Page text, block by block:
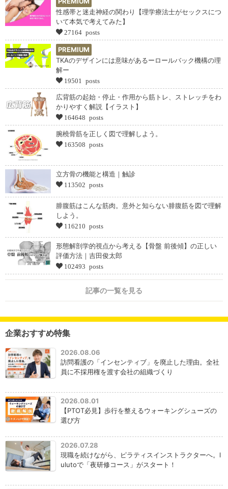
性感帯と迷走神経の関わり【理学療法士がセックスにつ
いて本気で考えてみた】
27164 posts
PREMIUM
TKAのデザインには意味があるーロールバック機構の理
解ー
19501 posts
広背筋の起始・停止・作用から筋トレ、ストレッチをわ
かりやすく解説【イラスト】
164648 posts
腕橈骨筋を正しく図で理解しよう。
163508 posts
立方骨の機能と構造｜触診
113502 posts
腓腹筋はこんな筋肉。意外と知らない腓腹筋を図で理解
しよう。
116210 posts
形態解剖学的視点から考える【骨盤 前後傾】の正しい
評価方法｜吉田俊太郎
102493 posts
記事の一覧を見る
企業おすすめ特集
2026.08.06
訪問看護の「インセンティブ」を廃止した理由。全社
員に不採用権を渡す会社の組織づくり
2026.08.01
【PTOT必見】歩行を整えるウォーキングシューズの
選び方
2026.07.28
現職を続けながら、ピラティスインストラクターへ。l
ulutoで「夜研修コース」がスタート！